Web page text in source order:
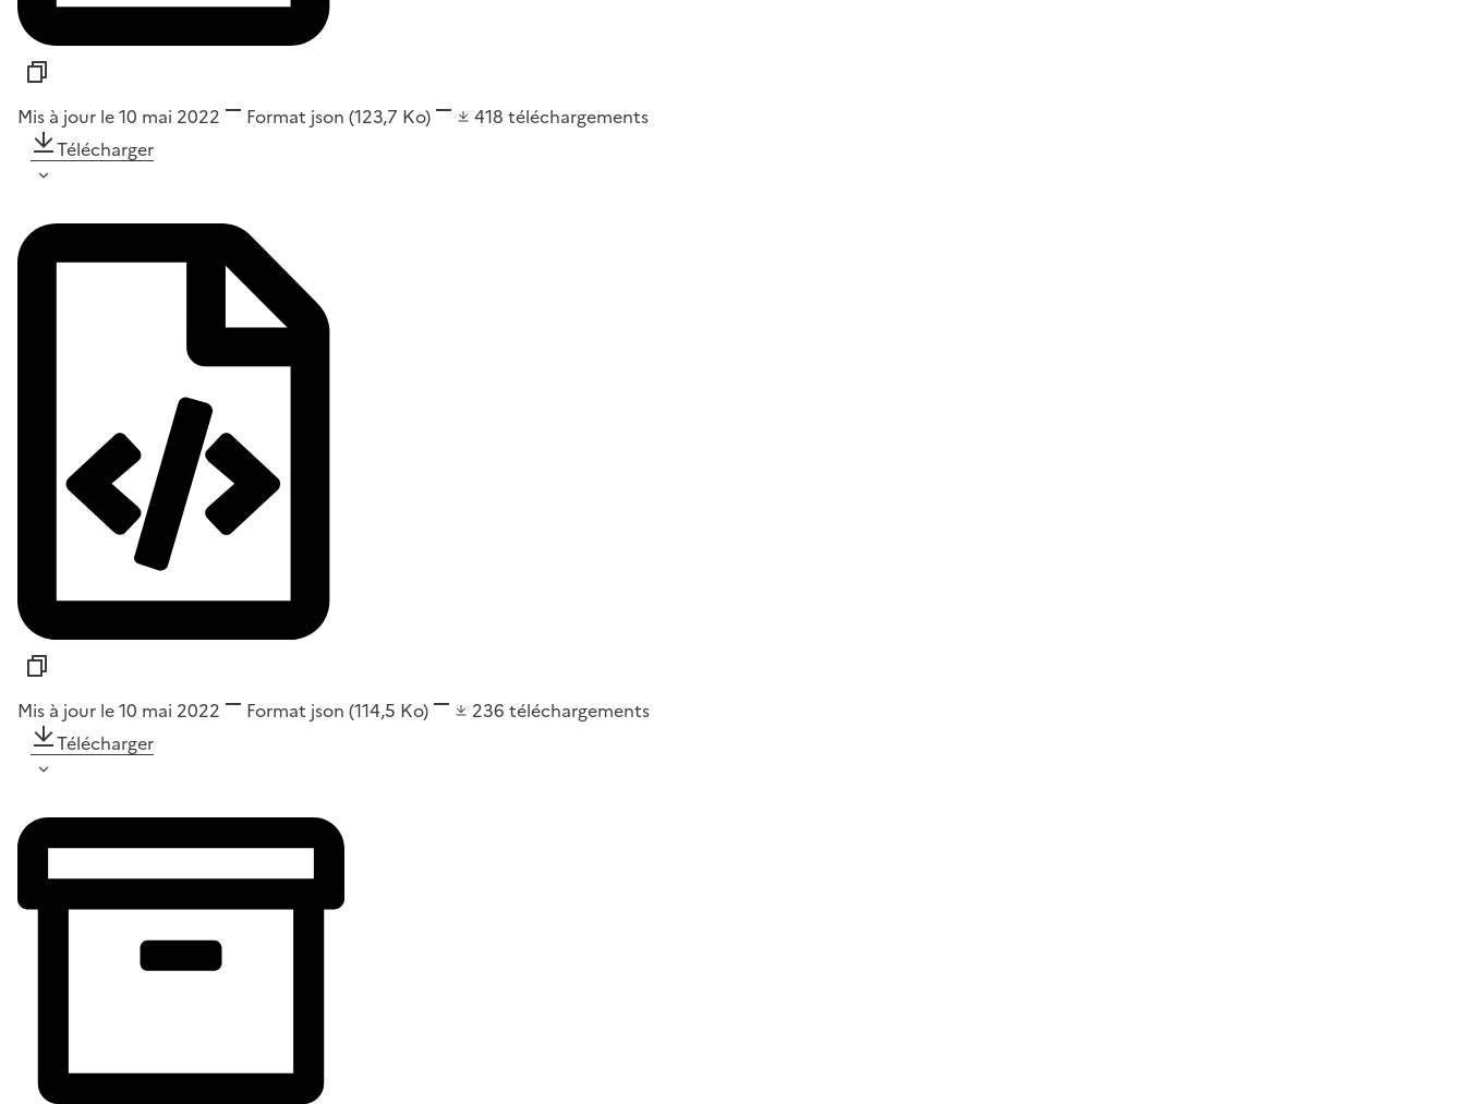
Mis à jour le 10 mai 2022 Format json (123,7 Ko) 418 téléchargements
Télécharger
Mis à jour le 10 mai 2022 Format json (114,5 Ko) 236 téléchargements
Télécharger